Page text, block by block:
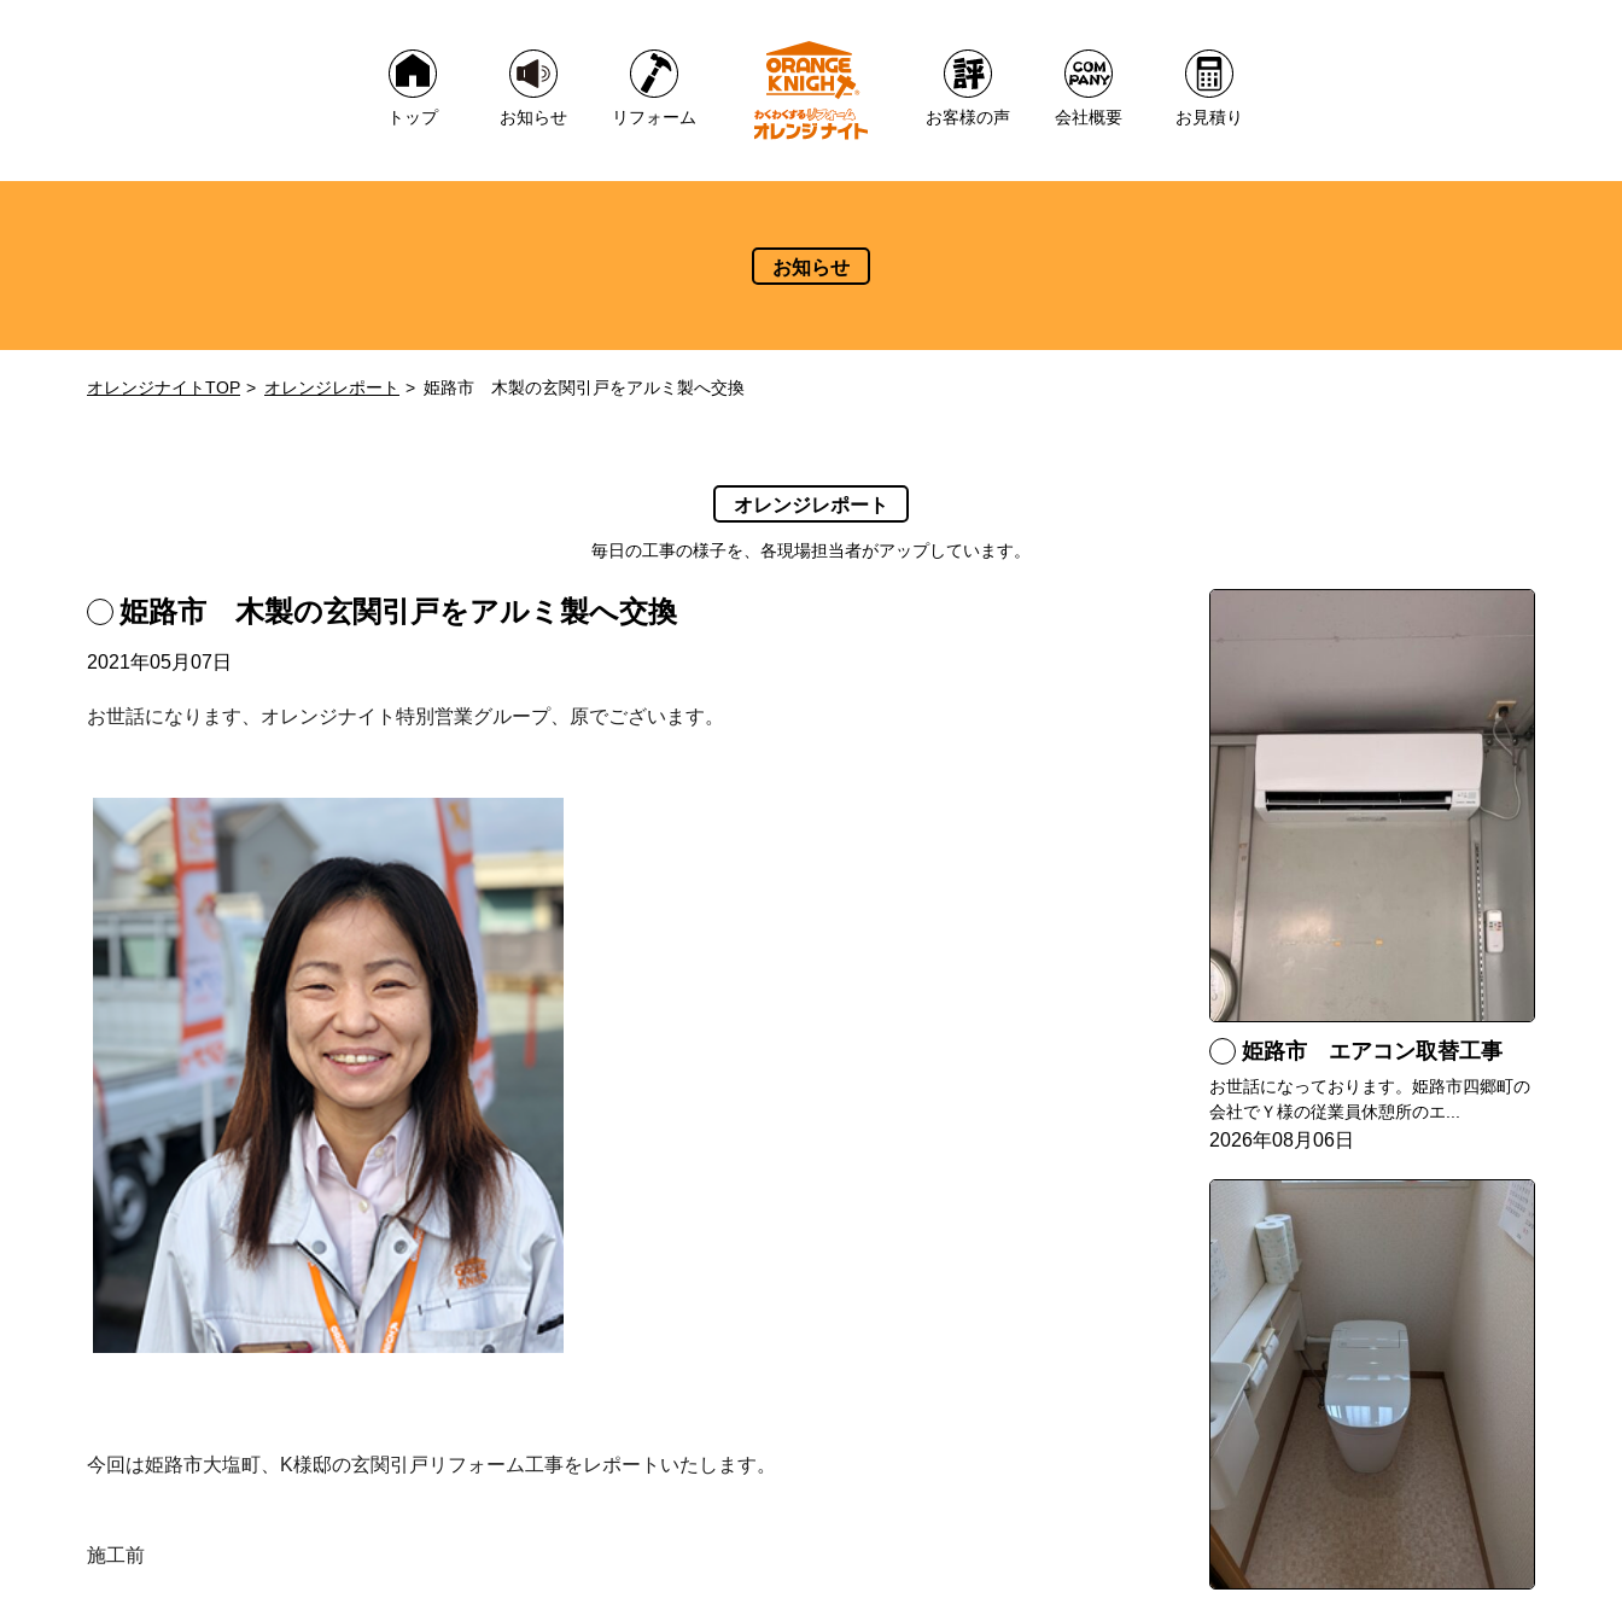
トップ お知らせ リフォーム お客様の声 会社概要 お見積り
お知らせ
オレンジナイトTOP オレンジレポート 姫路市 木製の玄関引戸をアルミ製へ交換
オレンジレポート
毎日の工事の様子を、各現場担当者がアップしています。
姫路市 木製の玄関引戸をアルミ製へ交換
2021年05月07日
お世話になります、オレンジナイト特別営業グループ、原でございます。
今回は姫路市大塩町、K様邸の玄関引戸リフォーム工事をレポートいたします。
施工前
姫路市 エアコン取替工事
お世話になっております。姫路市四郷町の
会社でＹ様の従業員休憩所のエ...
2026年08月06日